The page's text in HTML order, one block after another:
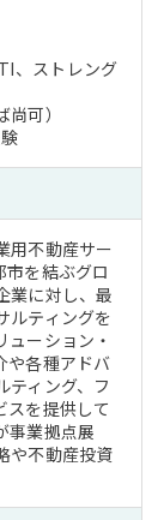
、ストレング
可）
用不動産サー
を結ぶグロ
業に対し、最
ルティングを
ーション・
や各種アドバ
ティング、フ
スを提供して
事業拠点展
や不動産投資